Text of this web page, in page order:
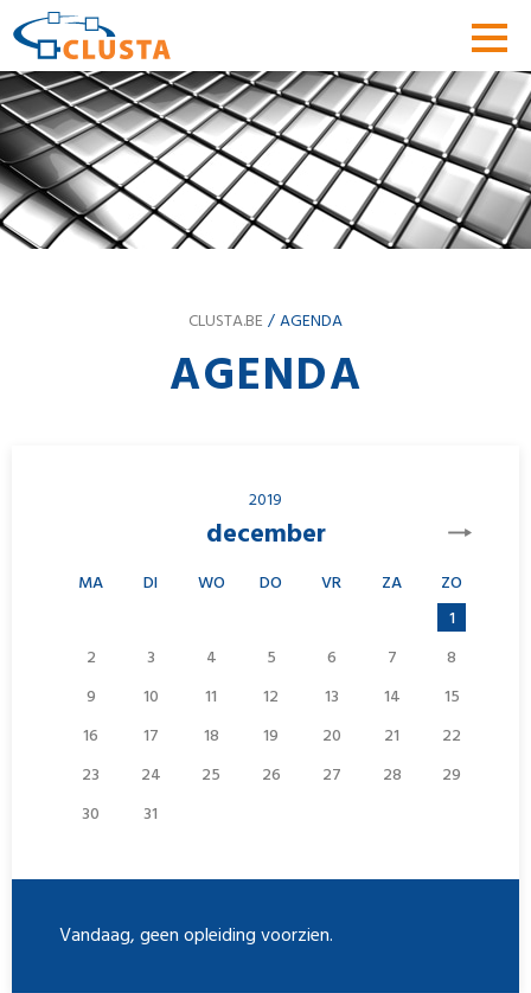
CLUSTA.BE AGENDA
AGENDA
2019
december
MA DI WO DO VR ZA
ZO
1
2
3 4 5 6 7
8
9
10 11 12 13 14
15
16
17 18 19 20 21
22
23
24 25 26 27 28
29
30
31
Vandaag, geen opleiding voorzien.